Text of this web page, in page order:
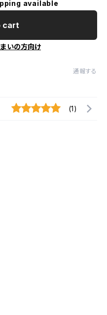
available
cart
いの方向け
通報する
(1)